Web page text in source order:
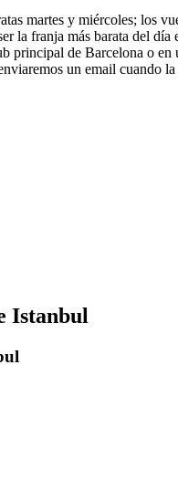
martes y miércoles; los
la franja más barata del día
principal de Barcelona o
un email cuando
Istanbul